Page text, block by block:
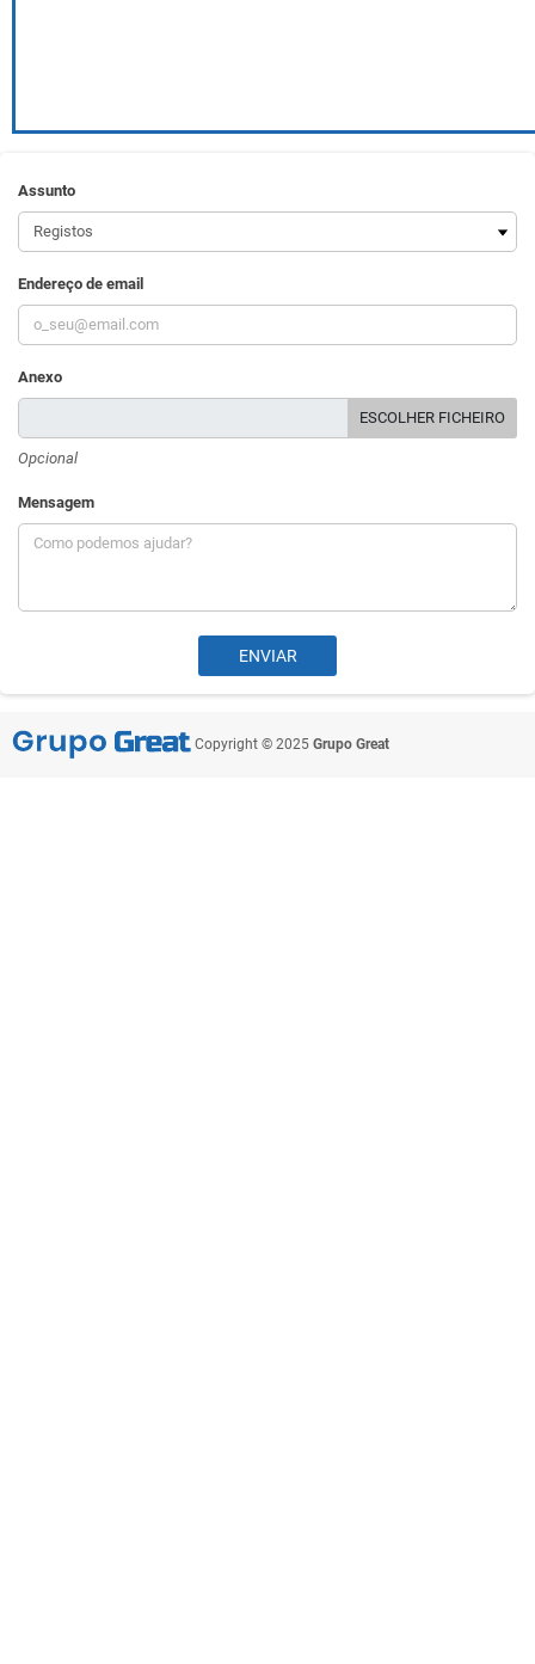
Assunto
Endereço de email
Anexo
ESCOLHER FICHEIRO
Opcional
Mensagem
Copyright © 2025 Grupo Great